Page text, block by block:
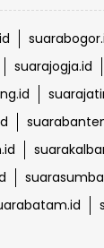
suarajogja.id